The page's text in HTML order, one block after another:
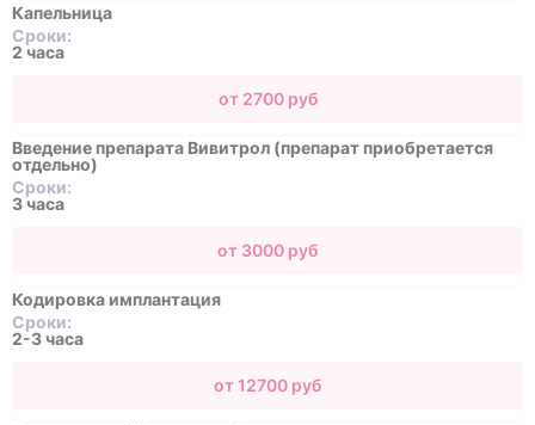
Капельница
Сроки:
2 часа
от 2700 руб
Введение препарата Вивитрол (препарат приобретается
отдельно)
Сроки:
3 часа
от 3000 руб
Кодировка имплантация
Сроки:
2-3 часа
от 12700 руб